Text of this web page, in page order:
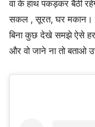
वा के हाथ पकड़कर बैठी
सकल , सूरत, घर मकान।
बिना कुछ देखे समझे ऐसे
और वो जाने ना तो बताओ